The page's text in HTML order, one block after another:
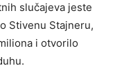
slučajeva jeste
Stivenu Stajneru,
i otvorilo